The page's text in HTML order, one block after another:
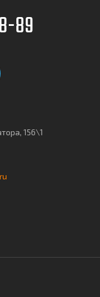
89
156\1